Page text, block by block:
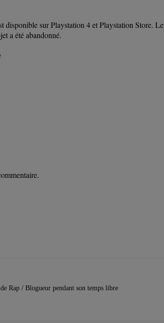
disponible sur Playstation 4 et Playstation Store. Le
a été abandonné.
Rap / Blogueur pendant son temps libre